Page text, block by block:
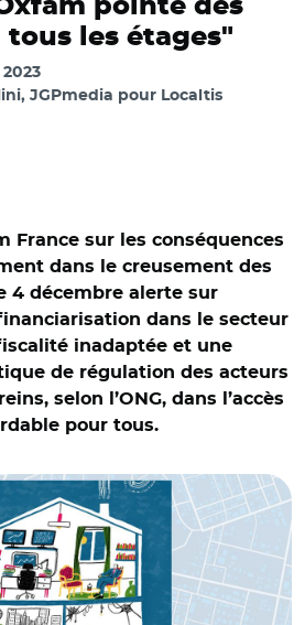
pointe des
les étages"
JGPmedia pour Localtis
France sur les conséquences
dans le creusement des
4 décembre alerte sur
dans le secteur
inadaptée et une
de régulation des acteurs
selon l’ONG, dans l’accès
pour tous.